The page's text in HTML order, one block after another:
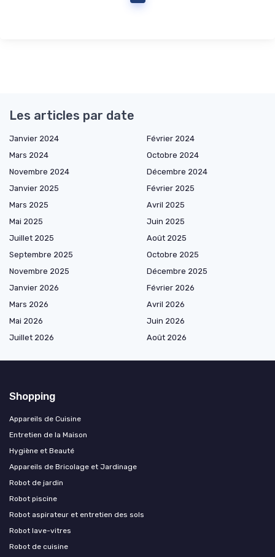
Les articles par date
Janvier 2024
Février 2024
Mars 2024
Octobre 2024
Novembre 2024
Décembre 2024
Janvier 2025
Février 2025
Mars 2025
Avril 2025
Mai 2025
Juin 2025
Juillet 2025
Août 2025
Septembre 2025
Octobre 2025
Novembre 2025
Décembre 2025
Janvier 2026
Février 2026
Mars 2026
Avril 2026
Mai 2026
Juin 2026
Juillet 2026
Août 2026
Shopping
Appareils de Cuisine
Entretien de la Maison
Hygiène et Beauté
Appareils de Bricolage et Jardinage
Robot de jardin
Robot piscine
Robot aspirateur et entretien des sols
Robot lave-vitres
Robot de cuisine